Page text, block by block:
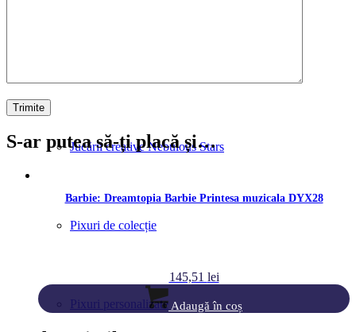
Jucării creative Nebulous Stars
Pixuri de colecție
Pixuri personalizate
S-ar putea să-ți placă și…
Barbie: Dreamtopia Barbie Printesa muzicala DYX28
145,51 lei
Adaugă în coș